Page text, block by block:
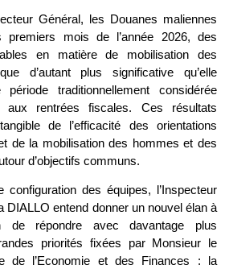
Général, les Douanes maliennes
mois de l’année 2026, des
en matière de mobilisation des
d’autant plus significative qu’elle
traditionnellement considérée
aux rentrées fiscales. Ces résultats
de l’efficacité des orientations
de la mobilisation des hommes et des
d’objectifs communs.
des équipes, l’Inspecteur
DIALLO entend donner un nouvel élan à
de répondre avec davantage plus
priorités fixées par Monsieur le
de l’Economie et des Finances : la